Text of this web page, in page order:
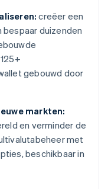
creëer een
duizenden
gebouwd door
markten:
en verminder de
met
beschikbaar in